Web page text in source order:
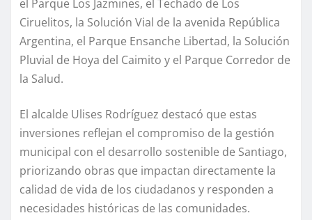
el Parque Los Jazmines, el Techado de Los
Ciruelitos, la Solución Vial de la avenida República
Argentina, el Parque Ensanche Libertad, la Solución
Pluvial de Hoya del Caimito y el Parque Corredor de
la Salud.
El alcalde Ulises Rodríguez destacó que estas
inversiones reflejan el compromiso de la gestión
municipal con el desarrollo sostenible de Santiago,
priorizando obras que impactan directamente la
calidad de vida de los ciudadanos y responden a
necesidades históricas de las comunidades.